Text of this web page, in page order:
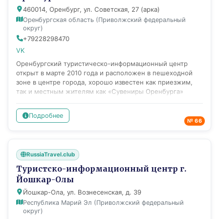
интересного посмотреть, где вкусно поесть, где
остановиться на ночлег.
460014, Оренбург, ул. Советская, 27 (арка)
Оренбургская область (Приволжский федеральный
округ)
+79228298470
VK
Оренбургский туристическо-информационный центр
открыт в марте 2010 года и расположен в пешеходной
зоне в центре города, хорошо известен как приезжим,
так и местным жителям как «Сувениры Оренбурга»
имеющихся в Оренбуржье сувенирных изделий, книг,
карт, атласов, открыток, рассказывающих о городе и
Сотрудники центра ответят на основные вопросы по
истории города и подскажут, что нужно обязательно
посмотреть в Оренбурге. Сама арка, ведущая в
инфоцентр, давно стала излюбленным мотивом для
фотосъемки туристов и горожан – благодаря
оформлению: на стенах представлен «краткий курс»
истории Оренбурга, план-схема центральной части
Подробнее
№ 66
RussiaTravel.club
Туристско-информационный центр г.
Йошкар-Олы
Йошкар-Ола, ул. Вознесенская, д. 39
Республика Марий Эл (Приволжский федеральный
округ)